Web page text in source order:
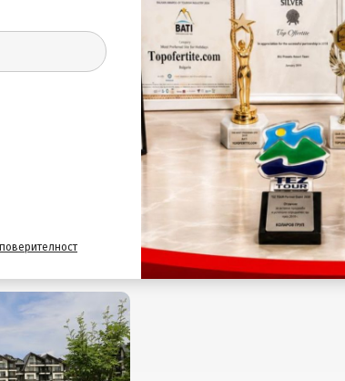
заплаща: 370лв (189,18€) за пакет от 3 дни и
(270,98€) за пакет от 3 дни и 90лв (46,02€)
пакета от 3 дни и по 185лв (94,59€) за всеки
легло /настанено с един възрастен само/
Подобни оферти